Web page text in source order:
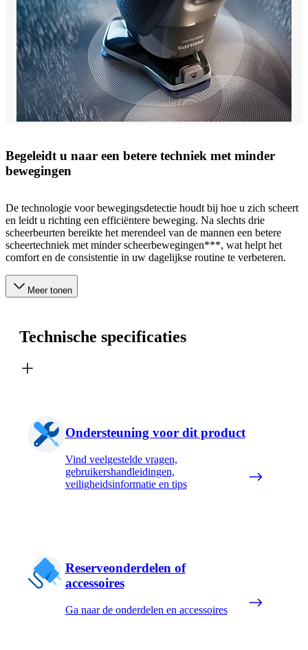
Begeleidt u naar een betere techniek met minder
bewegingen
De technologie voor bewegingsdetectie houdt bij hoe u zich scheert
en leidt u richting een efficiëntere beweging. Na slechts drie
scheerbeurten bereikte het merendeel van de mannen een betere
scheertechniek met minder scheerbewegingen***, wat helpt het
comfort en de consistentie in uw dagelijkse routine te verbeteren.
Meer tonen
Technische specificaties
Ondersteuning voor dit product
Vind veelgestelde vragen,
gebruikershandleidingen,
veiligheidsinformatie en tips
Reserveonderdelen of
accessoires
Ga naar de onderdelen en accessoires